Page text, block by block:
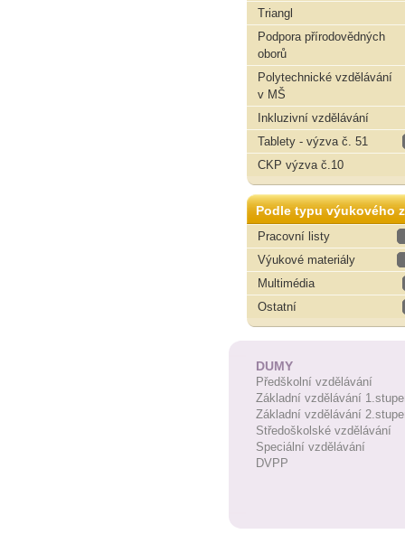
Triangl
Podpora přírodovědných
oborů
Polytechnické vzdělávání
v MŠ
Inkluzivní vzdělávání
Tablety - výzva č. 51
CKP výzva č.10
Podle typu výukového
Pracovní listy
Výukové materiály
Multimédia
Ostatní
DUMY
Předškolní vzdělávání
Základní vzdělávání
Základní vzdělávání
Středoškolské vzdělávání
Speciální vzdělávání
DVPP